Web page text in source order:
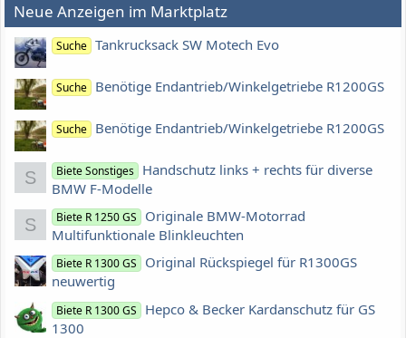
Neue Anzeigen im Marktplatz
Suche Tankrucksack SW Motech Evo
Suche Benötige Endantrieb/Winkelgetriebe R1200GS
Suche Benötige Endantrieb/Winkelgetriebe R1200GS
S Biete Sonstiges Handschutz links + rechts für diverse
BMW F-Modelle
S Biete R 1250 GS
Originale BMW-Motorrad
Multifunktionale Blinkleuchten
Biete R 1300 GS
Original Rückspiegel für R1300GS
neuwertig
Biete R 1300 GS
Hepco & Becker Kardanschutz für GS
1300